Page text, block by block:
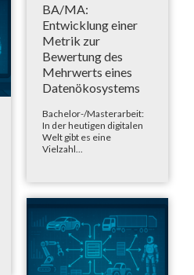
BA/MA:
Entwicklung einer
Metrik zur
Bewertung des
Mehrwerts eines
Datenökosystems
Bachelor-/Masterarbeit:
In der heutigen digitalen
Welt gibt es eine
Vielzahl...